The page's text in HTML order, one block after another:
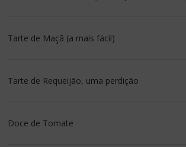
Tarte de Maçã (a mais fácil)
Tarte de Requeijão, uma perdição
Doce de Tomate